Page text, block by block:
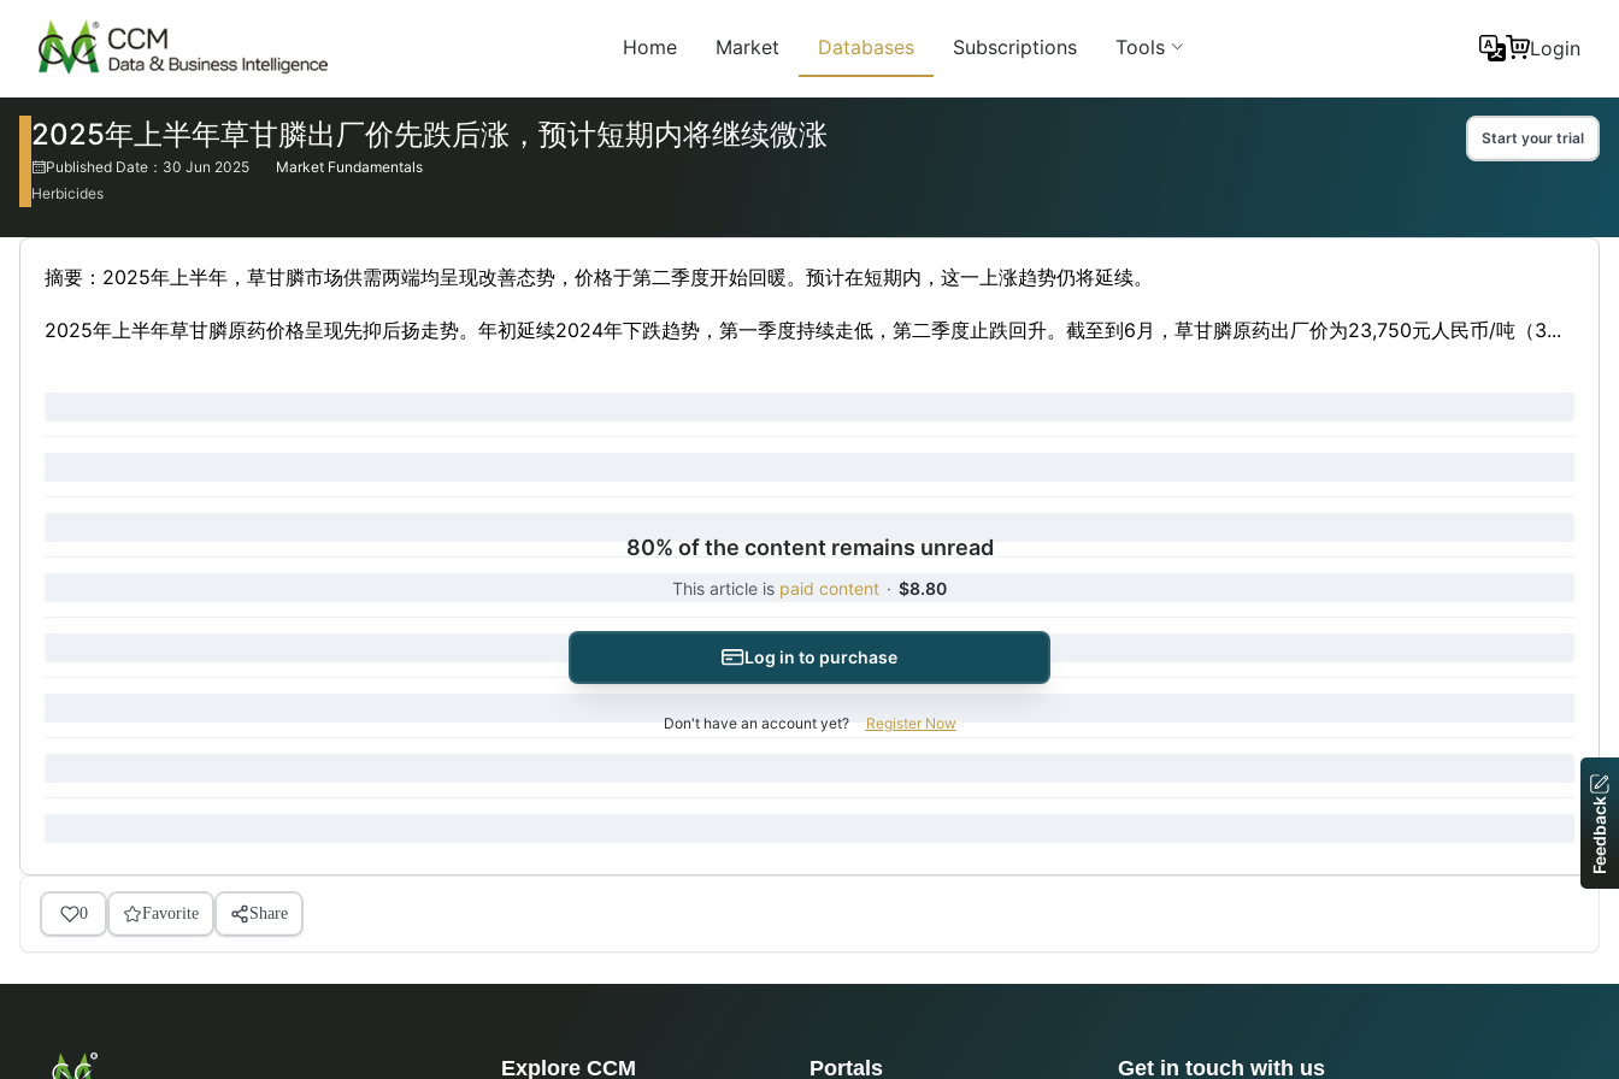
Home Market Databases Subscriptions Tools Login
2025年上半年草甘膦出厂价先跌后涨，预计短期内将继续微涨
Start your trial
Published Date：30 Jun 2025
Market Fundamentals
Herbicides
摘要：2025年上半年，草甘膦市场供需两端均呈现改善态势，价格于第二季度开始回暖。预计在短期内，这一上涨趋势仍将延续。
2025年上半年草甘膦原药价格呈现先抑后扬走势。年初延续2024年下跌趋势，第一季度持续走低，第二季度止跌回升。截至到6月，草甘膦原药出厂价为23,750元人民币/吨（3...
80% of the content remains unread
This article is paid content · $8.80
Log in to purchase
Don't have an account yet? Register Now
0 Favorite Share
Explore CCM Portals Get in touch with us
Feedback